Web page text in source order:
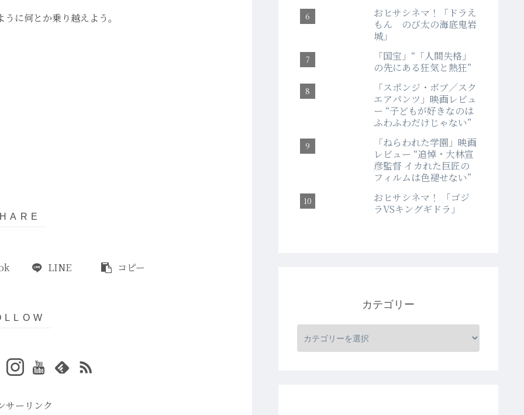
に何とか乗り越えよう。
LINE コピー
サーリンク
おヒサシネマ！「ドラえ
もん のび太の海底鬼岩
城」
「国宝」“「人間失格」
の先にある狂気と熱狂”
「スポンジ・ボブ／スク
エアパンツ」映画レビュ
ー “子どもが好きなのは
ふわふわだけじゃない”
「ねらわれた学園」映画
レビュー “追悼・大林宣
彦監督 イカれた巨匠の
フィルムは色褪せない”
おヒサシネマ！ 「ゴジ
ラVSキングギドラ」
カテゴリー